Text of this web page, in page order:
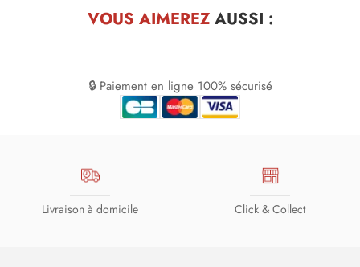
VOUS AIMEREZAUSSI :
🔒 Paiement en ligne 100% sécurisé
Livraison à domicile Click & Collect